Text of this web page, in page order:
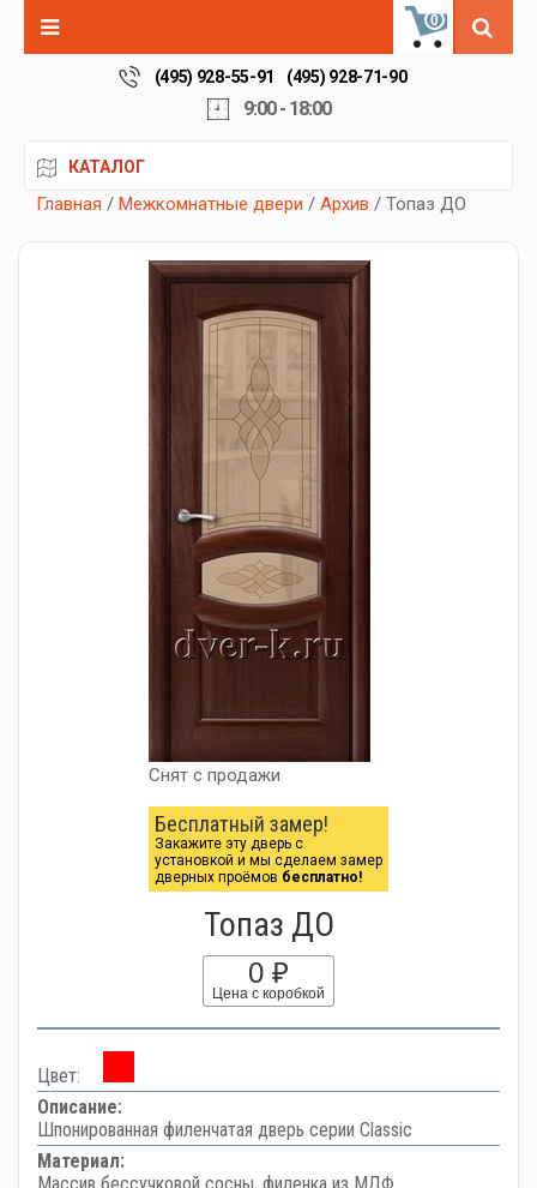
0
(495) 928-55-91 (495) 928-71-90
9:00 - 18:00
КАТАЛОГ
Главная / Межкомнатные двери / Архив / Топаз ДО
Снят с продажи
Бесплатный замер!
Закажите эту дверь с
установкой и мы сделаем замер
дверных проёмов бесплатно!
Топаз ДО
0 ₽
Цена с коробкой
Цвет:
Описание:
Шпонированная филенчатая дверь серии Classic
Материал: